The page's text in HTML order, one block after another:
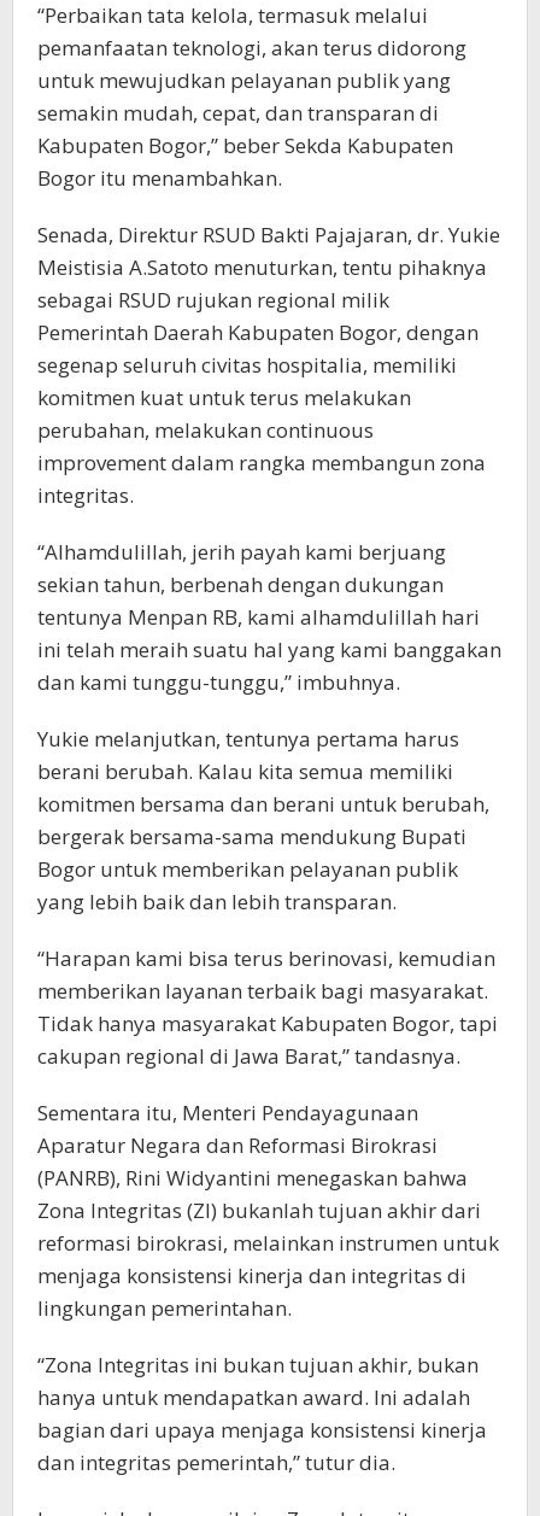
“Perbaikan tata kelola, termasuk melalui
pemanfaatan teknologi, akan terus didorong
untuk mewujudkan pelayanan publik yang
semakin mudah, cepat, dan transparan di
Kabupaten Bogor,” beber Sekda Kabupaten
Bogor itu menambahkan.
Senada, Direktur RSUD Bakti Pajajaran, dr. Yukie
Meistisia A.Satoto menuturkan, tentu pihaknya
sebagai RSUD rujukan regional milik
Pemerintah Daerah Kabupaten Bogor, dengan
segenap seluruh civitas hospitalia, memiliki
komitmen kuat untuk terus melakukan
perubahan, melakukan continuous
improvement dalam rangka membangun zona
integritas.
“Alhamdulillah, jerih payah kami berjuang
sekian tahun, berbenah dengan dukungan
tentunya Menpan RB, kami alhamdulillah hari
ini telah meraih suatu hal yang kami banggakan
dan kami tunggu-tunggu,” imbuhnya.
Yukie melanjutkan, tentunya pertama harus
berani berubah. Kalau kita semua memiliki
komitmen bersama dan berani untuk berubah,
bergerak bersama-sama mendukung Bupati
Bogor untuk memberikan pelayanan publik
yang lebih baik dan lebih transparan.
“Harapan kami bisa terus berinovasi, kemudian
memberikan layanan terbaik bagi masyarakat.
Tidak hanya masyarakat Kabupaten Bogor, tapi
cakupan regional di Jawa Barat,” tandasnya.
Sementara itu, Menteri Pendayagunaan
Aparatur Negara dan Reformasi Birokrasi
(PANRB), Rini Widyantini menegaskan bahwa
Zona Integritas (ZI) bukanlah tujuan akhir dari
reformasi birokrasi, melainkan instrumen untuk
menjaga konsistensi kinerja dan integritas di
lingkungan pemerintahan.
“Zona Integritas ini bukan tujuan akhir, bukan
hanya untuk mendapatkan award. Ini adalah
bagian dari upaya menjaga konsistensi kinerja
dan integritas pemerintah,” tutur dia.